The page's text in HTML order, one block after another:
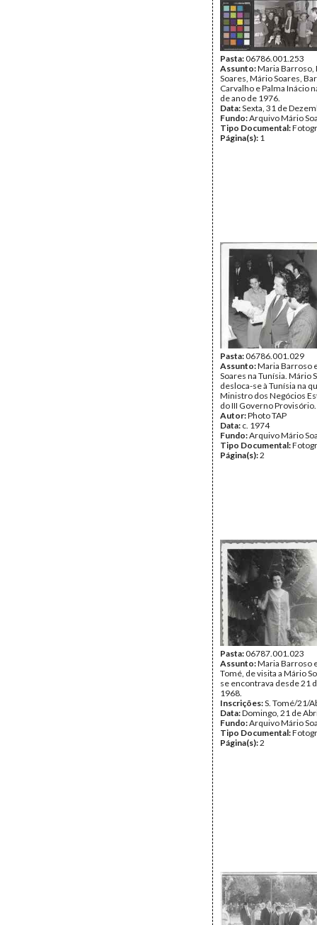
Pasta:06786.001.253
Assunto:Maria Barroso,
Soares, Mário Soares,
Carvalho e Palma Inácio
de ano de 1976.
Data:Sexta, 31 de
Fundo:Arquivo Mário
Tipo Documental:
Página(s): 1
Pasta:06786.001.029
Assunto:Maria Barroso
Soares na Tunísia. Mário
desloca-se à Tunísia na
Ministro dos Negócios
do III Governo Provisório.
Autor:Photo TAP
Data: c. 1974
Fundo:Arquivo Mário
Tipo Documental:
Página(s):2
Pasta:06787.001.023
Assunto:Maria Barroso
Tomé, de visita a Mário
se encontrava desde 21
1968.
Inscrições:S. Tomé/21/
Data:Domingo, 21 de
Fundo:Arquivo Mário
Tipo Documental:
Página(s):2